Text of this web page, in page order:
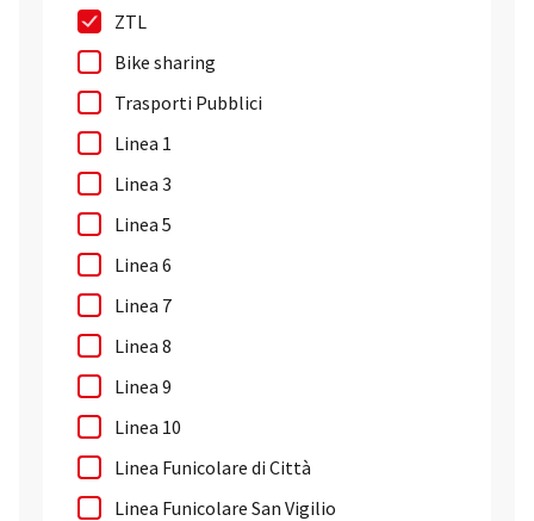
ZTL
Bike sharing
Trasporti Pubblici
Linea 1
Linea 3
Linea 5
Linea 6
Linea 7
Linea 8
Linea 9
Linea 10
Linea Funicolare di Città
Linea Funicolare San Vigilio